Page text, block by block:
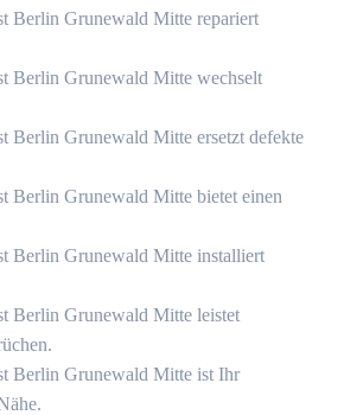
Berlin Grunewald Mitte repariert
Berlin Grunewald Mitte wechselt
Berlin Grunewald Mitte ersetzt defekte
Berlin Grunewald Mitte bietet einen
Berlin Grunewald Mitte installiert
Berlin Grunewald Mitte leistet
Berlin Grunewald Mitte ist Ihr